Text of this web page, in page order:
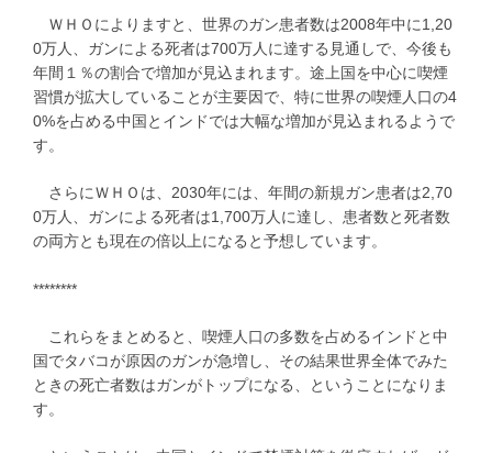
ＷＨＯによりますと、世界のガン患者数は2008年中に1,20
0万人、ガンによる死者は700万人に達する見通しで、今後も
年間１％の割合で増加が見込まれます。途上国を中心に喫煙
習慣が拡大していることが主要因で、特に世界の喫煙人口の4
0%を占める中国とインドでは大幅な増加が見込まれるようで
す。
さらにＷＨＯは、2030年には、年間の新規ガン患者は2,70
0万人、ガンによる死者は1,700万人に達し、患者数と死者数
の両方とも現在の倍以上になると予想しています。
********
これらをまとめると、喫煙人口の多数を占めるインドと中
国でタバコが原因のガンが急増し、その結果世界全体でみた
ときの死亡者数はガンがトップになる、ということになりま
す。